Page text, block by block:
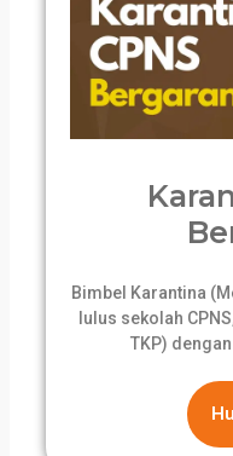
Bimbel Karantina
lulus sekolah
TKP)